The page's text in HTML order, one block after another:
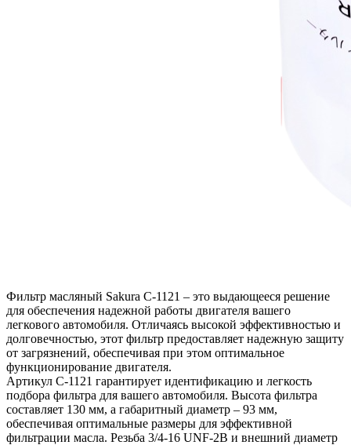
Фильтр масляный Sakura C-1121 – это выдающееся решение
для обеспечения надежной работы двигателя вашего
легкового автомобиля. Отличаясь высокой эффективностью и
долговечностью, этот фильтр предоставляет надежную защиту
от загрязнений, обеспечивая при этом оптимальное
функционирование двигателя.
Артикул C-1121 гарантирует идентификацию и легкость
подбора фильтра для вашего автомобиля. Высота фильтра
составляет 130 мм, а габаритный диаметр – 93 мм,
обеспечивая оптимальные размеры для эффективной
фильтрации масла. Резьба 3/4-16 UNF-2B и внешний диаметр